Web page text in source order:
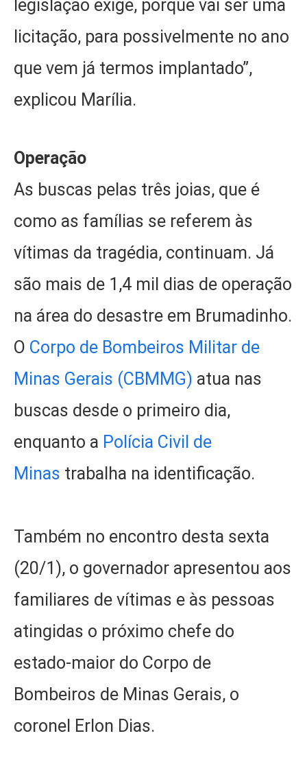
legislação exige, porque vai ser uma
licitação, para possivelmente no ano
que vem já termos implantado”,
explicou Marília.
Operação
As buscas pelas três joias, que é
como as famílias se referem às
vítimas da tragédia, continuam. Já
são mais de 1,4 mil dias de operação
na área do desastre em Brumadinho.
O Corpo de Bombeiros Militar de
Minas Gerais (CBMMG) atua nas
buscas desde o primeiro dia,
enquanto a Polícia Civil de
Minas trabalha na identificação.
Também no encontro desta sexta
(20/1), o governador apresentou aos
familiares de vítimas e às pessoas
atingidas o próximo chefe do
estado-maior do Corpo de
Bombeiros de Minas Gerais, o
coronel Erlon Dias.